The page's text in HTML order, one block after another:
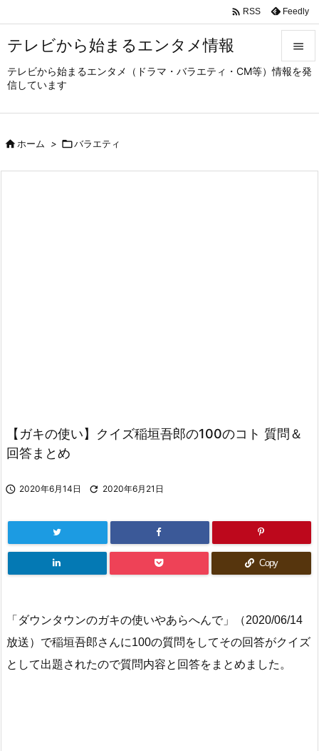
テレビから始まるエンタメ情報
テレビから始まるエンタメ（ドラマ・バラエティ・CM等）情報を発
信しています



 RSS Feedly
ホーム > バラエティ
【ガキの使い】クイズ稲垣吾郎の100のコト 質問＆
回答まとめ
 2020年6月14日  2020年6月21日
Copy
「ダウンタウンのガキの使いやあらへんで」（2020/06/14
放送）で稲垣吾郎さんに100の質問をしてその回答がクイズ
として出題されたので質問内容と回答をまとめました。